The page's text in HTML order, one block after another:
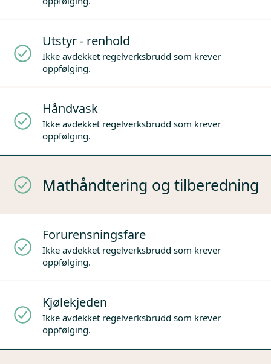
Utstyr - renhold
Ikke avdekket regelverksbrudd som krever
oppfølging.
Håndvask
Ikke avdekket regelverksbrudd som krever
oppfølging.
Mathåndtering og tilberedning
Forurensningsfare
Ikke avdekket regelverksbrudd som krever
oppfølging.
Kjølekjeden
Ikke avdekket regelverksbrudd som krever
oppfølging.